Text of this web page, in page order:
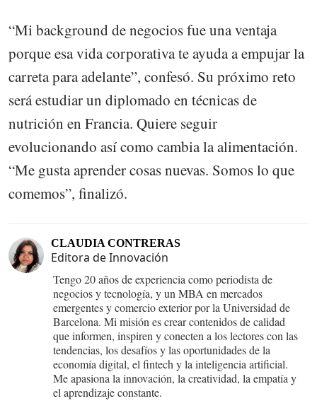
“Mi background de negocios fue una ventaja
porque esa vida corporativa te ayuda a empujar la
carreta para adelante”, confesó. Su próximo reto
será estudiar un diplomado en técnicas de
nutrición en Francia. Quiere seguir
evolucionando así como cambia la alimentación.
“Me gusta aprender cosas nuevas. Somos lo que
comemos”, finalizó.
CLAUDIA CONTRERAS
Editora de Innovación
Tengo 20 años de experiencia como periodista de
negocios y tecnología, y un MBA en mercados
emergentes y comercio exterior por la Universidad de
Barcelona. Mi misión es crear contenidos de calidad
que informen, inspiren y conecten a los lectores con las
tendencias, los desafíos y las oportunidades de la
economía digital, el fintech y la inteligencia artificial.
Me apasiona la innovación, la creatividad, la empatía y
el aprendizaje constante.